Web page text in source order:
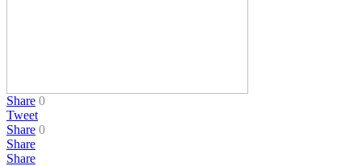
Share 0
Tweet
Share 0
Share
Share